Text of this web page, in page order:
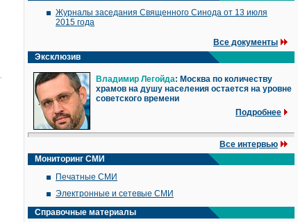
Журналы заседания Священного Синода от 13 июля
2015 года
Все документы
Эксклюзив
Владимир Легойда: Москва по количеству
храмов на душу населения остается на уровне
советского времени
Подробнее
Все интервью
Мониторинг СМИ
Печатные СМИ
Электронные и сетевые СМИ
Справочные материалы